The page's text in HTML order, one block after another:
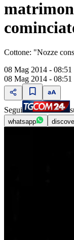
Cottone: "Nozze
08 Mag 2014 - 08:51
08 Mag 2014 - 08:51
Segui
whatsapp